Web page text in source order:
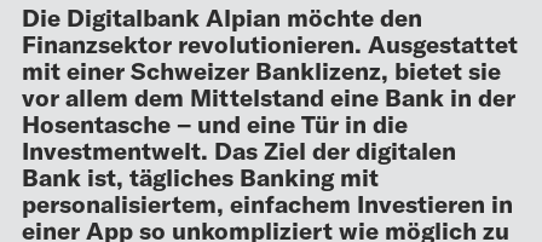
Die Digitalbank Alpian möchte den
Finanzsektor revolutionieren. Ausgestattet
mit einer Schweizer Banklizenz, bietet sie
vor allem dem Mittelstand eine Bank in der
Hosentasche – und eine Tür in die
Investmentwelt. Das Ziel der digitalen
Bank ist, tägliches Banking mit
personalisiertem, einfachem Investieren in
einer App so unkompliziert wie möglich zu